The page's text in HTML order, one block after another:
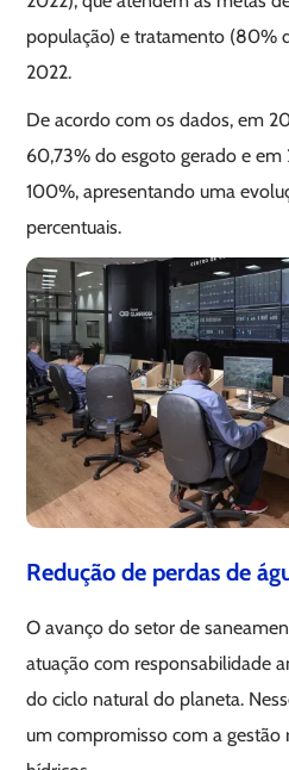
população) e tratamento (80%
2022.
De acordo com os dados, em
60,73% do esgoto gerado e em
100%, apresentando uma
percentuais.
Redução de perdas de
O avanço do setor de
atuação com responsabilidade
do ciclo natural do planeta.
um compromisso com a gestão